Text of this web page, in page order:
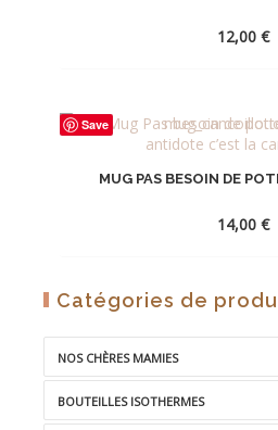
12,00 €
Save
MUG PAS BESOIN DE
14,00 €
Catégories de
NOS CHÈRES MAMIES
BOUTEILLES ISOTHERMES